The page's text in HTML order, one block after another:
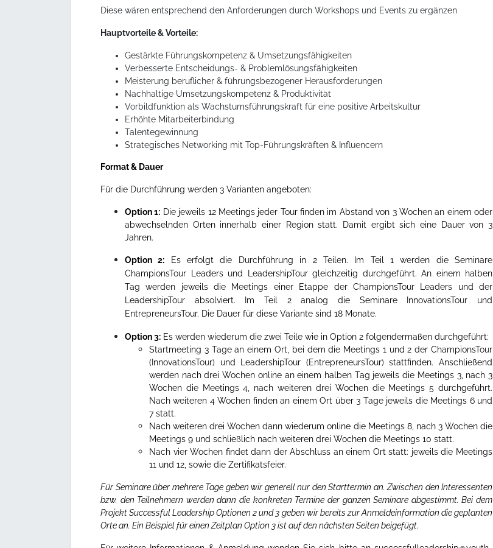
Diese wären entsprechend den Anforderungen durch Workshops und Events zu ergänzen
Hauptvorteile & Vorteile:
Gestärkte Führungskompetenz & Umsetzungsfähigkeiten
Verbesserte Entscheidungs- & Problemlösungsfähigkeiten
Meisterung beruflicher & führungsbezogener Herausforderungen
Nachhaltige Umsetzungskompetenz & Produktivität
Vorbildfunktion als Wachstumsführungskraft für eine positive Arbeitskultur
Erhöhte Mitarbeiterbindung
Talentegewinnung
Strategisches Networking mit Top-Führungskräften & Influencern
Format & Dauer
Für die Durchführung werden 3 Varianten angeboten:
Option 1: Die jeweils 12 Meetings jeder Tour finden im Abstand von 3 Wochen an einem oder
abwechselnden Orten innerhalb einer Region statt. Damit ergibt sich eine Dauer von 3
Jahren.
Option 2:
Es erfolgt die Durchführung in 2 Teilen. Im Teil 1 werden die Seminare
ChampionsTour Leaders und LeadershipTour gleichzeitig durchgeführt. An einem halben
Tag werden jeweils die Meetings einer Etappe der ChampionsTour Leaders und der
LeadershipTour absolviert. Im Teil 2 analog die Seminare InnovationsTour und
EntrepreneursTour. Die Dauer für diese Variante sind 18 Monate.
Option 3: Es werden wiederum die zwei Teile wie in Option 2 folgendermaßen durchgeführt:
Startmeeting 3 Tage an einem Ort, bei dem die Meetings 1 und 2 der ChampionsTour
(InnovationsTour) und LeadershipTour (EntrepreneursTour) stattfinden. Anschließend
werden nach drei Wochen online an einem halben Tag jeweils die Meetings 3, nach 3
Wochen die Meetings 4, nach weiteren drei Wochen die Meetings 5 durchgeführt.
Nach weiteren 4 Wochen finden an einem Ort über 3 Tage jeweils die Meetings 6 und
7 statt.
Nach weiteren drei Wochen dann wiederum online die Meetings 8, nach 3 Wochen die
Meetings 9 und schließlich nach weiteren drei Wochen die Meetings 10 statt.
Nach vier Wochen findet dann der Abschluss an einem Ort statt: jeweils die Meetings
11 und 12, sowie die Zertifikatsfeier.
Für Seminare über mehrere Tage geben wir generell nur den Starttermin an. Zwischen den Interessenten
bzw. den Teilnehmern werden dann die konkreten Termine der ganzen Seminare abgestimmt. Bei dem
Projekt Successful Leadership Optionen 2 und 3 geben wir bereits zur Anmeldeinformation die geplanten
Orte an. Ein Beispiel für einen Zeitplan Option 3 ist auf den nächsten Seiten beigefügt.